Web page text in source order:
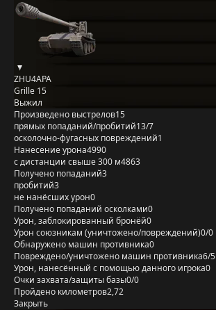
ZHU4APA
Grille 15
Выжил
Произведено выстрелов15
прямых попаданий/пробитий13/7
осколочно-фугасных повреждений1
Нанесение урона4990
с дистанции свыше 300 м4863
Получено попаданий3
пробитий3
не нанёсших урон0
Получено попаданий осколками0
Урон, заблокированный бронёй0
Урон союзникам (уничтожено/повреждений)0/0
Обнаружено машин противника0
Повреждено/уничтожено машин противника6/5
Урон, нанесённый с помощью данного игрока0
Очки захвата/защиты базы0/0
Пройдено километров2,72
Закрыть